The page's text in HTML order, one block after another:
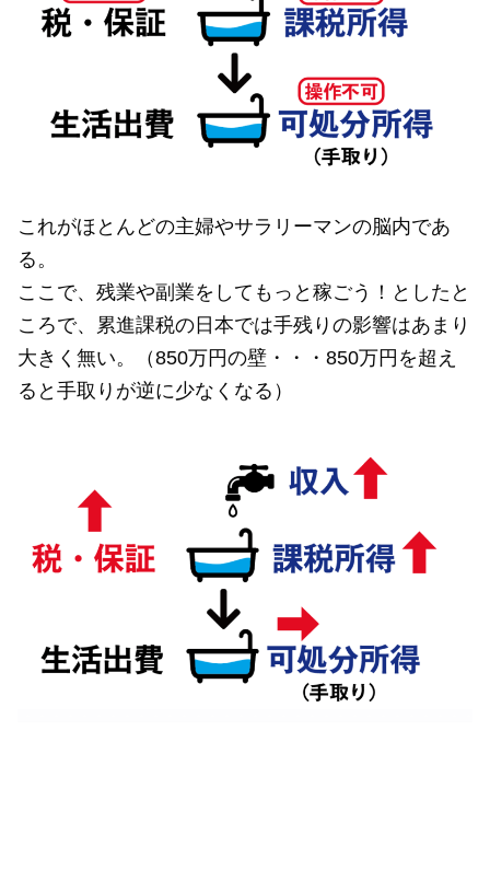
これがほとんどの主婦やサラリーマンの脳内であ
る。
ここで、残業や副業をしてもっと稼ごう！としたと
ころで、累進課税の日本では手残りの影響はあまり
大きく無い。（850万円の壁・・・850万円を超え
ると手取りが逆に少なくなる）